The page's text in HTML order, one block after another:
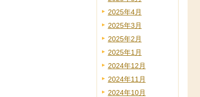
2025年4月
2025年3月
2025年2月
2025年1月
2024年12月
2024年11月
2024年10月